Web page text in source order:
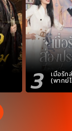
3 เมื่อรัก
(พากย์